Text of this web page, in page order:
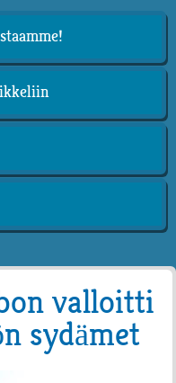
valloitti
sydämet